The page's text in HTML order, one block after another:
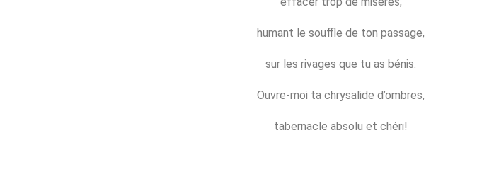
humant le souffle de ton passage,
sur les rivages que tu as bénis.
Ouvre-moi ta chrysalide d’ombres,
tabernacle absolu et chéri!